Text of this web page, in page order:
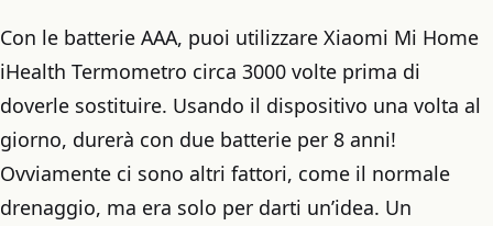
Con le batterie AAA, puoi utilizzare Xiaomi Mi Home
iHealth Termometro circa 3000 volte prima di
doverle sostituire. Usando il dispositivo una volta al
giorno, durerà con due batterie per 8 anni!
Ovviamente ci sono altri fattori, come il normale
drenaggio, ma era solo per darti un’idea. Un